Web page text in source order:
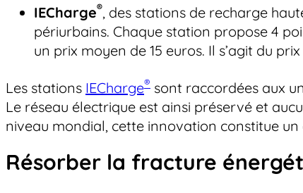
IECharge®, des stations de recharge
périurbains. Chaque station propose 4
un prix moyen de 15 euros. Il s’agit du
Les stations IECharge® sont raccordées aux
Le réseau électrique est ainsi préservé et
niveau mondial, cette innovation constitue
Résorber la fracture